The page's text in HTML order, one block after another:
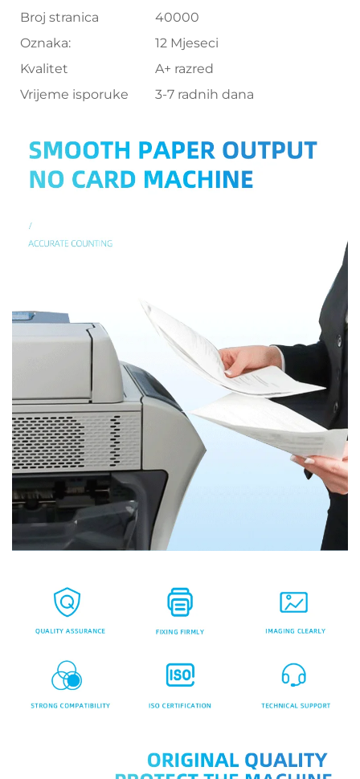
Broj stranica
40000
Oznaka:
12 Mjeseci
Kvalitet
A+ razred
Vrijeme isporuke
3-7 radnih dana